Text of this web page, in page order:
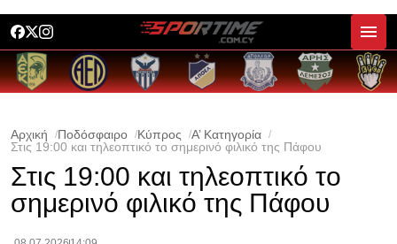
Αρχική Ποδόσφαιρο Κύπρος
Α’ Κατηγορία
Στις 19:00 και τηλεοπτικό το σημερινό φιλικό της Πάφου
Στις 19:00 και τηλεοπτικό το
σημερινό φιλικό της Πάφου